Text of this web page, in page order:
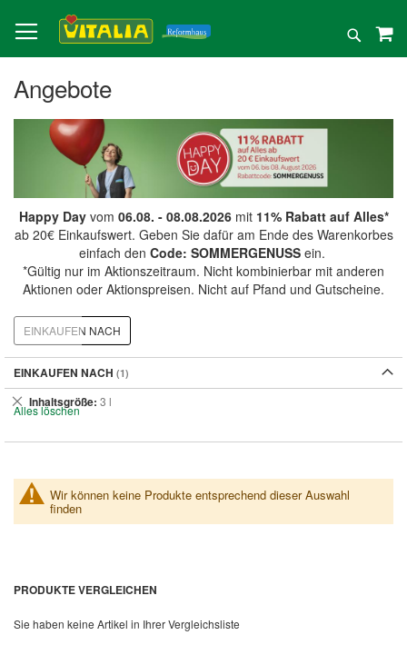
zum
Inhalt
Suche
Angebote
Happy Dayvom 06.08. - 08.08.2026mit 11% Rabatt auf Alles*
ab 20€ Einkaufswert. Geben Sie dafür am Ende des Warenkorbes
einfach den Code: SOMMERGENUSSein.
*Gültig nur im Aktionszeitraum. Nicht kombinierbar mit anderen
Aktionen oder Aktionspreisen. Nicht auf Pfand und Gutscheine.
Wir können keine Produkte entsprechend dieser Auswahl
finden
EINKAUFEN NACH
EINKAUFEN NACH
Inhaltsgröße 3 l
Dies
entfernen
Alles löschen
PRODUKTE VERGLEICHEN
Sie haben keine Artikel in Ihrer Vergleichsliste